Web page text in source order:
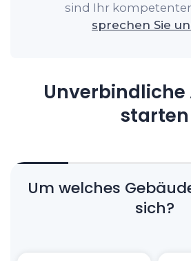
sind Ihr
sprechen Sie
starten